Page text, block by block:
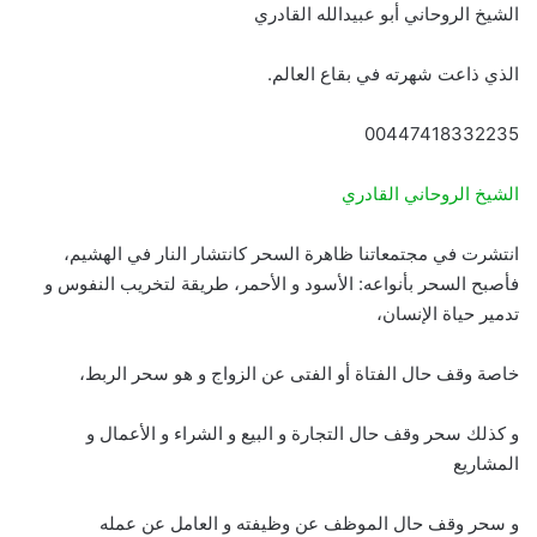
الشيخ الروحاني أبو عبيدالله القادري
الذي ذاعت شهرته في بقاع العالم.
00447418332235
الشيخ الروحاني القادري
انتشرت في مجتمعاتنا ظاهرة السحر كانتشار النار في الهشيم،
فأصبح السحر بأنواعه: الأسود و الأحمر، طريقة لتخريب النفوس و
تدمير حياة الإنسان،
خاصة وقف حال الفتاة أو الفتى عن الزواج و هو سحر الربط،
و كذلك سحر وقف حال التجارة و البيع و الشراء و الأعمال و
المشاريع
و سحر وقف حال الموظف عن وظيفته و العامل عن عمله